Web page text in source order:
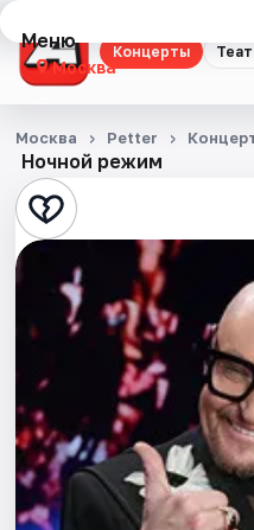
Концерты
Меню
Москва
Концерты
Театр
Стендап
Выставки
Квесты
Экскурсии
Спорт
События
Ночной режим
Москва Petter